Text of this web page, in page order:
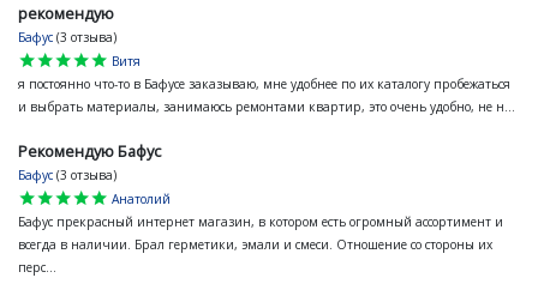
рекомендую
Бафус (3 отзыва)
star
star
star
star
star
Витя
я постоянно что-то в Бафусе заказываю, мне удобнее по их каталогу пробежаться
и выбрать материалы, занимаюсь ремонтами квартир, это очень удобно, не н...
Рекомендую Бафус
Бафус (3 отзыва)
star
star
star
star
star
Анатолий
Бафус прекрасный интернет магазин, в котором есть огромный ассортимент и
всегда в наличии. Брал герметики, эмали и смеси. Отношение со стороны их
перс...